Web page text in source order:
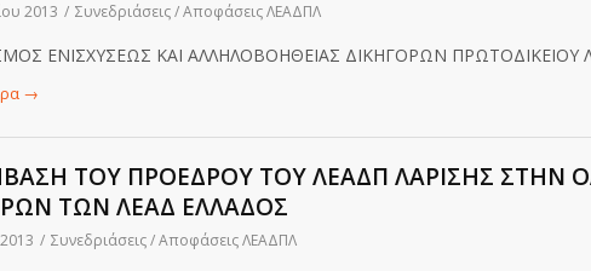
2013 / Συνεδριάσεις / Αποφάσεις ΛΕΑΔΠΛ
ΕΝΙΣΧΥΣΕΩΣ ΚΑΙ ΑΛΛΗΛΟΒΟΗΘΕΙΑΣ ΔΙΚΗΓΟΡΩΝ ΠΡΩΤΟΔΙΚΕΙΟΥ
→
ΤΟΥ ΠΡΟΕΔΡΟΥ ΤΟΥ ΛΕΑΔΠ ΛΑΡΙΣΗΣ ΣΤΗΝ
ΤΩΝ ΛΕΑΔ ΕΛΛΑΔΟΣ
/ Συνεδριάσεις / Αποφάσεις ΛΕΑΔΠΛ